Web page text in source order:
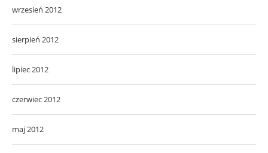
wrzesień 2012
sierpień 2012
lipiec 2012
czerwiec 2012
maj 2012